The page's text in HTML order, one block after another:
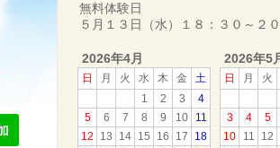
無料体験日
５月１３日（水）１８：３０～２
2026年4月
日 月 火 水 木 金
土
1
2 3
4
5
6 7 8 9 10
11
12
13 14 15 16 17
18
2026年5
日 月 火
3 4
5
10
11
12